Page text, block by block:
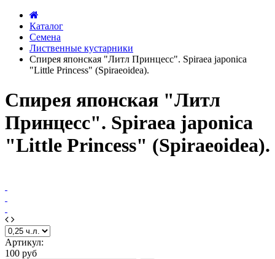
Каталог
Семена
Лиственные кустарники
Спирея японская "Литл Принцесс". Spiraea japonica
"Little Princess" (Spiraeoidea).
Спирея японская "Литл
Принцесс". Spiraea japonica
"Little Princess" (Spiraeoidea).
Артикул:
100 руб